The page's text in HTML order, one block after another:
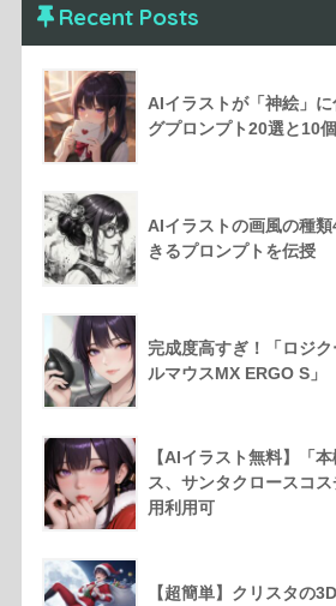
Recent Posts
AIイラストが「神絵」
グプロンプト20選と10
AIイラストの画風の種
きるプロンプトを伝授
完成度高すぎ！「ロジ
ルマウスMX ERGO S」
【AIイラスト無料】「
ス、サンタクロースコ
用利用可
【超簡単】クリスタの